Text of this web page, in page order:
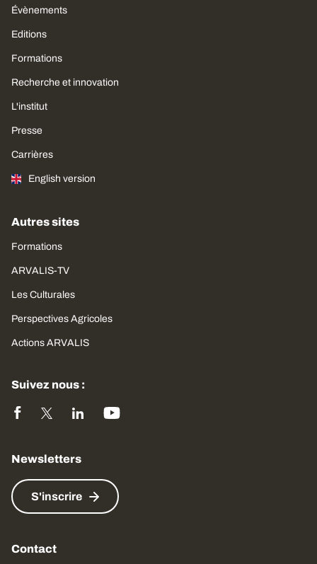
Évènements
Editions
Formations
Recherche et innovation
L'institut
Presse
Carrières
English version
Autres sites
Formations
ARVALIS-TV
Les Culturales
Perspectives Agricoles
Actions ARVALIS
Suivez nous :
Newsletters
S'inscrire
Contact